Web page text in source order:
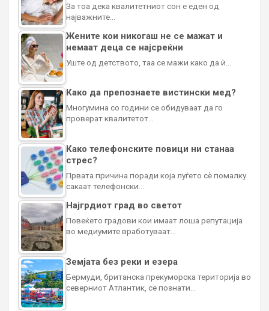
За тоа дека квалитетниот сон е еден од
најважните…
Жените кои никогаш не се мажат и
немаат деца се најсреќни
Уште од детството, таа се мажи како да ѝ…
Како да препознаете вистински мед?
Многумина со години се обидуваат да го
проверат квалитетот…
Како телефонските повици ни станаа
стрес?
Првата причина поради која луѓето сè помалку
сакаат телефонски…
Најгрдиот град во светот
Повеќето градови кои имаат лоша репутација
во медиумите вработуваат…
Земјата без реки и езера
Бермуди, британска прекуморска територија во
северниот Атлантик, се познати…